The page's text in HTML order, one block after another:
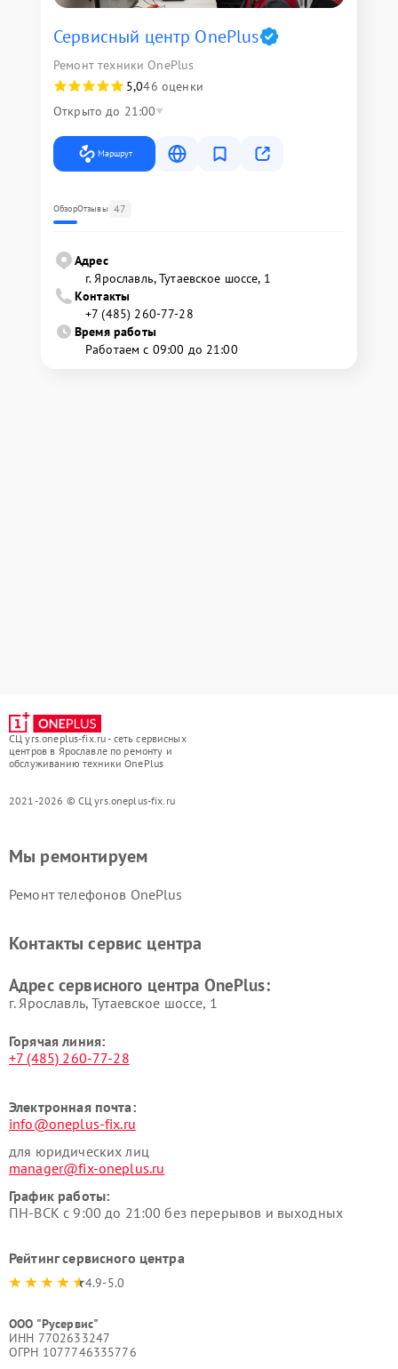
Сервисный центр OnePlus
Ремонт техники OnePlus
5,046 оценки
Открыто до 21:00
Маршрут
ОбзорОтзывы 47
Адрес
г. Ярославль, Тутаевское шоссе, 1
Контакты
+7 (485) 260-77-28
Время работы
Работаем с 09:00 до 21:00
СЦ yrs.oneplus-fix.ru - сеть сервисных
центров в Ярославле по ремонту и
обслуживанию техники OnePlus
2021-2026 © СЦ yrs.oneplus-fix.ru
Мы ремонтируем
Ремонт телефонов OnePlus
Контакты сервис центра
Адрес сервисного центра OnePlus:
г. Ярославль, Тутаевское шоссе, 1
Горячая линия:
+7 (485) 260-77-28
Электронная почта:
info@oneplus-fix.ru
для юридических лиц
manager@fix-oneplus.ru
График работы:
ПН-ВСК с 9:00 до 21:00 без перерывов и выходных
Рейтинг сервисного центра
4.9-5.0
ООО "Русервис"
ИНН 7702633247
ОГРН 1077746335776